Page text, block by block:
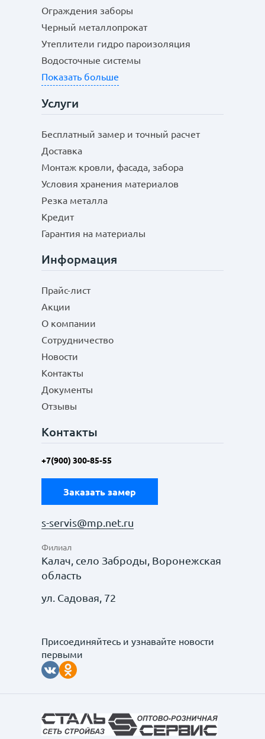
Ограждения заборы
Черный металлопрокат
Утеплители гидро пароизоляция
Водосточные системы
Показать больше
Услуги
Бесплатный замер и точный расчет
Доставка
Монтаж кровли, фасада, забора
Условия хранения материалов
Резка металла
Кредит
Гарантия на материалы
Информация
Прайс-лист
Акции
О компании
Сотрудничество
Новости
Контакты
Документы
Отзывы
Контакты
+7(900) 300-85-55
Заказать замер
s-servis@mp.net.ru
Филиал
Калач, село Заброды, Воронежская
область
ул. Садовая, 72
Присоединяйтесь и узнавайте новости
первыми